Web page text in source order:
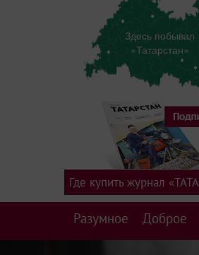
Здесь побывал
«Татарстан»
Разумное Доброе
Где купить журнал